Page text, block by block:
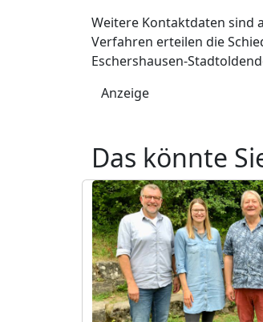
Weitere Kontaktdaten sind
Verfahren erteilen die
Eschershausen-
Anzeige
Das könnte